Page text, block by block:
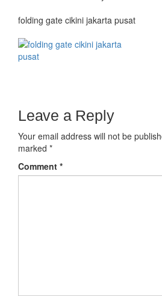
folding gate cikini jakarta pusat
Leave a Reply
Your email address will not be
marked *
Comment *